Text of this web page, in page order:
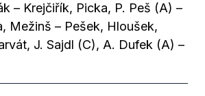
– Krejčiřík, Picka, P. Peš (A) –
Mežinš – Pešek, Hloušek,
J. Sajdl (C), A. Dufek (A) –